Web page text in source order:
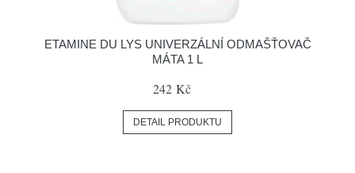
ETAMINE DU LYS UNIVERZÁLNÍ ODMAŠŤOVAČ
MÁTA 1 L
242 Kč
DETAIL PRODUKTU